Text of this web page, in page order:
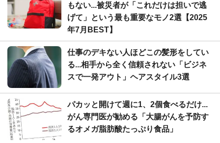
もない...被災者が「これだけは担いで逃
げて」という最も重要なモノ2選【2025
年7月BEST】
仕事のデキない人ほどこの髪形をしてい
る...相手から全く信頼されない「ビジネ
スで一発アウト」ヘアスタイル3選
パカッと開けて週に1、2個食べるだけ...
がん専門医が勧める「大腸がんを予防す
るオメガ脂肪酸たっぷり食品」